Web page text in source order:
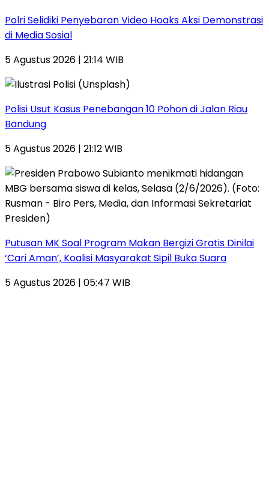
Polri Selidiki Penyebaran Video Hoaks Aksi Demonstrasi
di Media Sosial
5 Agustus 2026 | 21:14 WIB
Polisi Usut Kasus Penebangan 10 Pohon di Jalan Riau
Bandung
5 Agustus 2026 | 21:12 WIB
Putusan MK Soal Program Makan Bergizi Gratis Dinilai
‘Cari Aman’, Koalisi Masyarakat Sipil Buka Suara
5 Agustus 2026 | 05:47 WIB